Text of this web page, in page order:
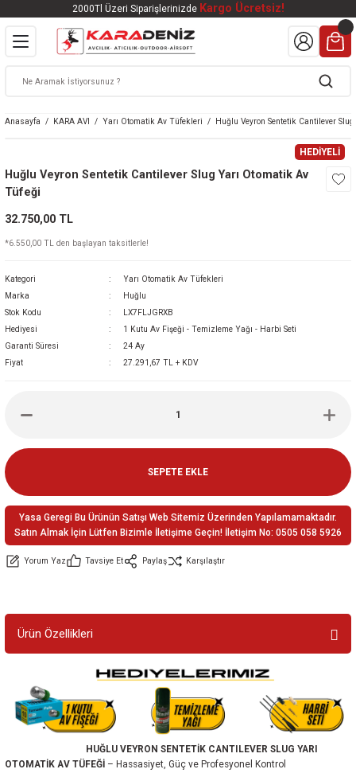
2000Tl Üzeri Siparişlerinizde Kargo Ücretsiz!
Geri Dön
Tüfekleri
Ürünleri
Geri Dön
Geri Dön
Geri Dön
Geri Dön
Anasayfa KARA AVI Yarı Otomatik Av Tüfekleri Huğlu Veyron Sentetik Cantilever
HEDİYELİ
Huğlu Veyron Sentetik Cantilever Slug Yarı Otomatik Av
Tüfeği
32.750,00 TL
*6.550,00 TL den başlayan taksitlerle!
Kategori
Yarı Otomatik Av Tüfekleri
Marka
Huğlu
Stok Kodu
LX7FLJGRXB
Hediyesi
1 Kutu Av Fişeği - Temizleme Yağı - Harbi Seti
Garanti Süresi
24 Ay
Fiyat
27.291,67 TL + KDV
SEPETE EKLE
Yasa Geregi Bu Ürünün Satışı Web Sitemiz Üzerinden Yapılamamaktadır.
Satın Almak İçin Lütfen Bizimle İletişime Geçin! İletişim No: 0505 058 5926
Yorum Yaz Tavsiye Et Paylaş Karşılaştır
Ürün Özellikleri
HUĞLU VEYRON SENTETİK CANTILEVER SLUG YARI
OTOMATİK AV TÜFEĞİ – Hassasiyet, Güç ve Profesyonel Kontrol